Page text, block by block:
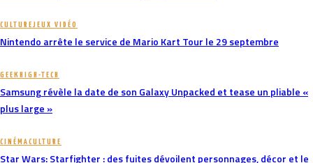
CULTUREJEUX VIDÉO
Nintendo arrête le service de Mario Kart Tour le 29 septembre
GEEK HIGH-TECH
Samsung révèle la date de son Galaxy Unpacked et tease un pliable «
plus large »
CINÉMACULTURE
Star Wars: Starfighter : des fuites dévoilent personnages, décor et le